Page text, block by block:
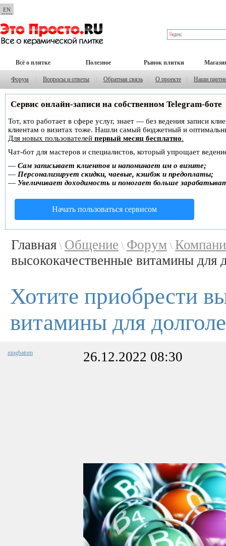
EN
Всё о плитке Полезное Рынок плитки
Форум Вопросы и ответы Обратная связь О проекте Наши
Сервис онлайн-записи на собственном Telegram-боте
Тот, кто работает в сфере услуг, знает — без ведения записи
клиентам о визитах тоже. Нашли самый бюджетный и
Для новых пользователей первый месяц бесплатно.
Чат-бот для мастеров и специалистов, который упрощает
— Сам записывает клиентов и напоминает им о визите;
— Персонализирует скидки, чаевые, кэшбэк и предоплаты;
— Увеличивает доходимость и помогает больше
Начать пользоваться сервисом
Главная \ Общение \ Форум \
высококачественные витамины для
Хотите приобрести
витамины для
ningbatom 26.12.2022 08:30